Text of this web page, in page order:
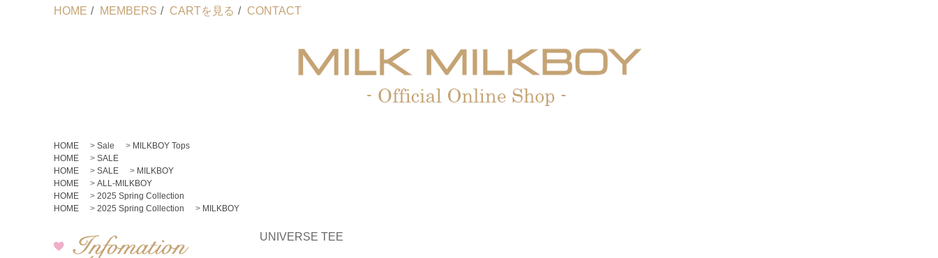
HOME / MEMBERS / CARTを見る / CONTACT
HOME > Sale > MILKBOY Tops
HOME
> SALE
HOME
> SALE > MILKBOY
HOME
> ALL-MILKBOY
HOME
> 2025 Spring Collection
HOME
> 2025 Spring Collection > MILKBOY
UNIVERSE TEE